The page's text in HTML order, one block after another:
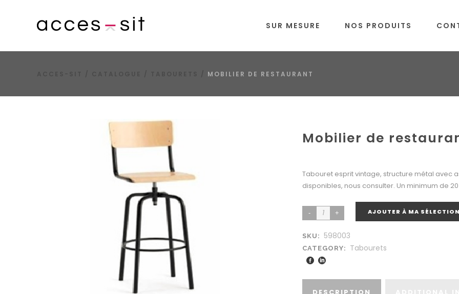
SUR MESURE NOS PRODUITS
MOBILIER DE RESTAURANT
Mobilier de
Tabouret esprit vintage, structure métal avec
disponibles, nous consulter. Un minimum de
AJOUTER À MA SÉLECTION
SKU: 598003
CATEGORY: Tabourets